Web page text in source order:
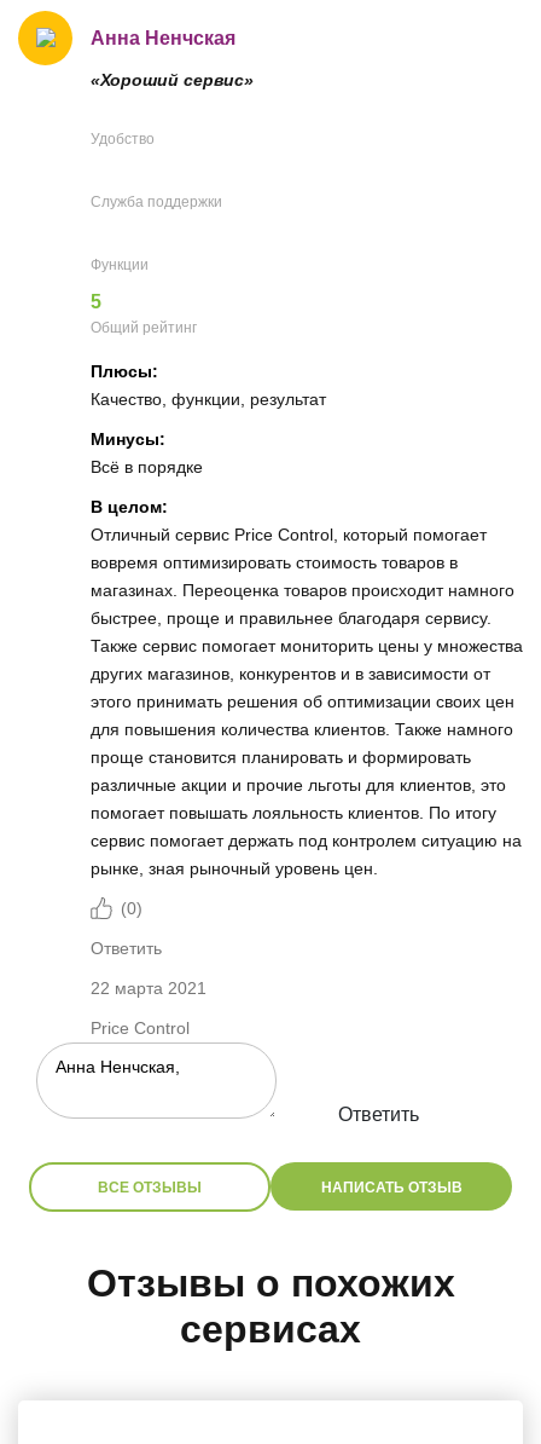
Анна Ненчская
«Хороший сервис»
Удобство
Служба поддержки
Функции
5
Общий рейтинг
Плюсы:
Качество, функции, результат
Минусы:
Всё в порядке
В целом:
Отличный сервис Price Control, который помогает
вовремя оптимизировать стоимость товаров в
магазинах. Переоценка товаров происходит намного
быстрее, проще и правильнее благодаря сервису.
Также сервис помогает мониторить цены у множества
других магазинов, конкурентов и в зависимости от
этого принимать решения об оптимизации своих цен
для повышения количества клиентов. Также намного
проще становится планировать и формировать
различные акции и прочие льготы для клиентов, это
помогает повышать лояльность клиентов. По итогу
сервис помогает держать под контролем ситуацию на
рынке, зная рыночный уровень цен.
(0)
Ответить
22 марта 2021
Price Control
Ответить
ВСЕ ОТЗЫВЫ НАПИСАТЬ ОТЗЫВ
Отзывы о похожих
сервисах